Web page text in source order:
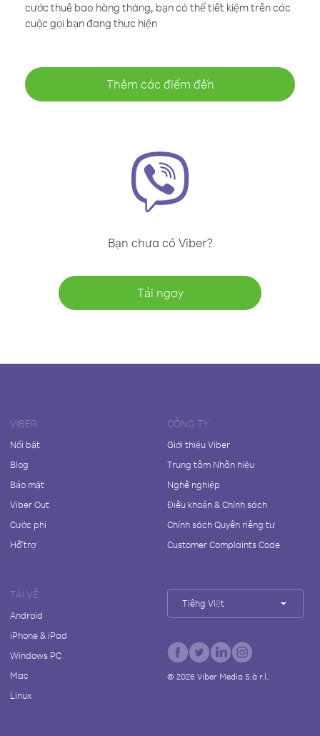
cước thuê bao hàng tháng, bạn có thể tiết kiệm trên các
cuộc gọi bạn đang thực hiện
Thêm các điểm đến
Bạn chưa có Viber?
Tải ngay
VIBER
Nổi bật
Blog
Bảo mật
Viber Out
Cước phí
Hỗ trợ
CÔNG TY
Giới thiệu Viber
Trung tâm Nhãn hiệu
Nghề nghiệp
Điều khoản & Chính sách
Chính sách Quyền riêng tư
Customer Complaints Code
TẢI VỀ
Android
iPhone & iPad
Windows PC
Mac
Linux
Tiếng Việt
© 2026Viber Media S.à r.l.